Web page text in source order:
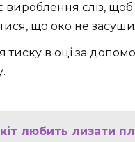
вироблення сліз, щоб
що око не
тиску в оці за
любить лизати